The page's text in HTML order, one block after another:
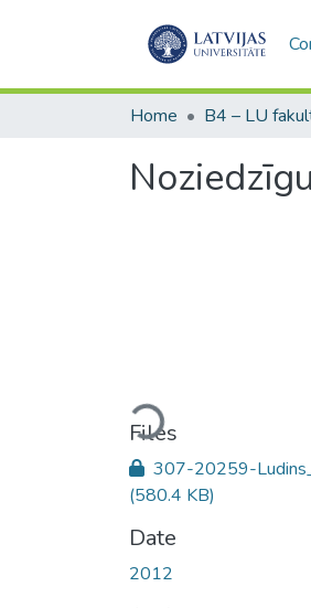
Home
Loading...
Files
307-20259-
(580.4 KB)
Date
2012